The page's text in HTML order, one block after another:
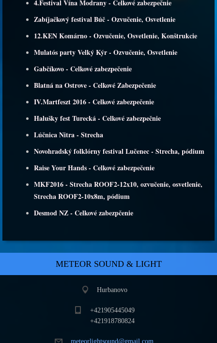
4.Festival Vína Modrany - Celkové zabezpečnie
Zabíjačkový festival Búč - Ozvučenie, Osvetlenie
12.KEN Komárno - Ozvučenie, Osvetlenie, Konštrukcie
Mulatós party Velký Kýr - Ozvučenie, Osvetlenie
Gabčíkovo - Celkové zabezpečenie
Blatná na Ostrove - Celkové Zabezpečenie
IV.Martfeszt 2016 - Celkové zabezpečenie
Halušky fest Turecká - Celkové zabezpečnie
Lúčnica Nitra - Strecha
Novohradský folklórny festival Lučenec - Strecha, pódium
Raise Your Hands - Celkové zabezpečenie
MKF2016 - Strecha ROOF2-12x10, ozvučenie, osvetlenie,
Strecha ROOF2-10x8m, pódium
Desmod NZ - Celkové zabezpčenie
METEOR SOUND & LIGHT
Hurbanovo
+421905445049
+421918780824
meteorlightsound@gmail.com